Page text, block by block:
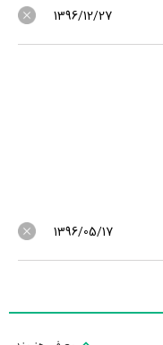
1396/12/27
1396/05/17